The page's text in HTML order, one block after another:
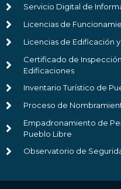
Servicio Digital de
Licencias de
Licencias de Edificación
Certificado de
Edificaciones
Inventario Turístico de
Proceso de
Empadronamiento de
Pueblo Libre
Observatorio de